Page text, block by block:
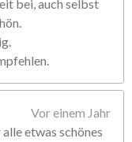
bei, auch selbst
Vor einem Jahr
etwas schönes